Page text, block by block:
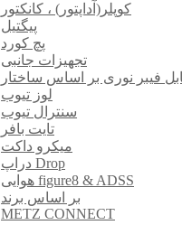
کوپلر(آداپتور) ، کانکتور
پیگتیل
پچ کورد
تجهیزات جانبی
فیبر نوری بر اساس ساختار
لوز تیوب
سنترال تیوب
تایت بافر
میکرو داکت
دراپ Drop
هوایی figure8 & ADSS
بر اساس برند
METZ CONNECT